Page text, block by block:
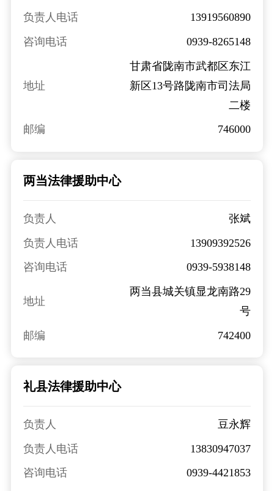
负责人电话
13919560890
咨询电话
0939-8265148
地址
甘肃省陇南市武都区东江
新区13号路陇南市司法局
二楼
邮编
746000
两当法律援助中心
负责人
张斌
负责人电话
13909392526
咨询电话
0939-5938148
地址
两当县城关镇显龙南路29
号
邮编
742400
礼县法律援助中心
负责人
豆永辉
负责人电话
13830947037
咨询电话
0939-4421853